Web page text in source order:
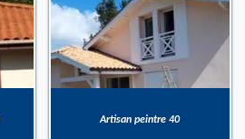
Artisan peintre 40